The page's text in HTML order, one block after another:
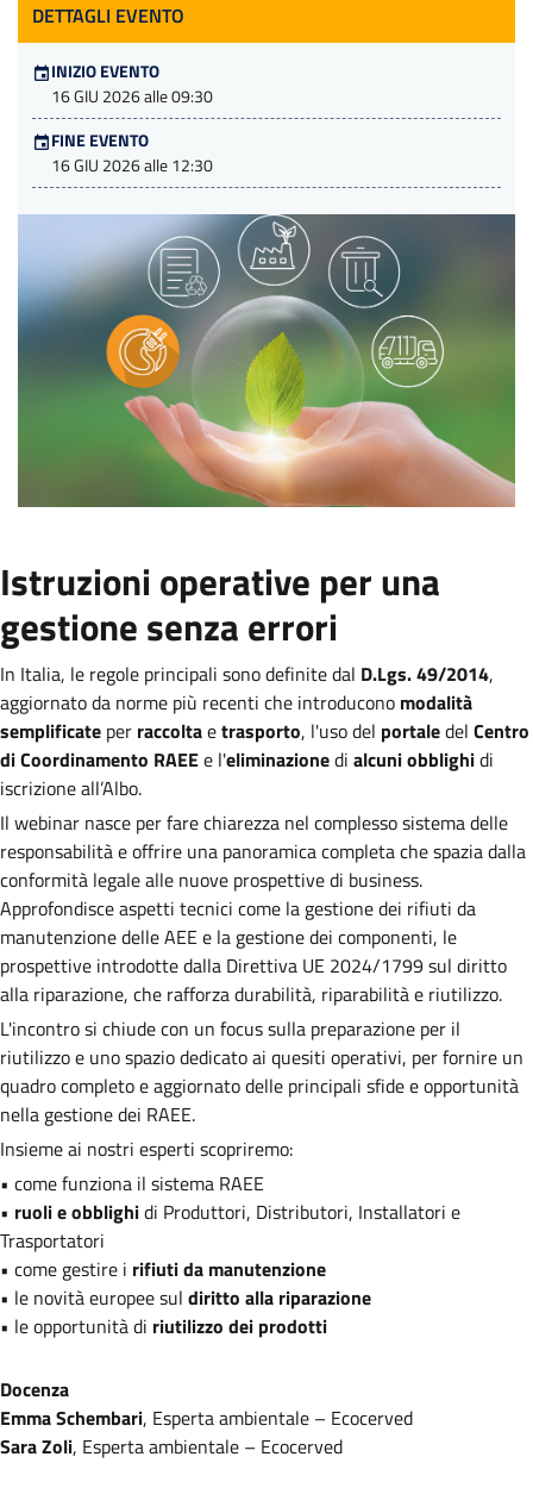
DETTAGLI EVENTO
INIZIO EVENTO
16 GIU 2026 alle 09:30
FINE EVENTO
16 GIU 2026 alle 12:30
Istruzioni operative per una
gestione senza errori
In Italia, le regole principali sono definite dal D.Lgs. 49/2014,
aggiornato da norme più recenti che introducono modalità
semplificate per raccoltaetrasporto, l'uso del portaledel Centro
di Coordinamento RAEEe l'eliminazionedi alcuni obblighidi
iscrizione all’Albo.
Il webinar nasce per fare chiarezza nel complesso sistema delle
responsabilità e offrire una panoramica completa che spazia dalla
conformità legale alle nuove prospettive di business.
Approfondisce aspetti tecnici come la gestione dei rifiuti da
manutenzione delle AEE e la gestione dei componenti, le
prospettive introdotte dalla Direttiva UE 2024/1799 sul diritto
alla riparazione, che rafforza durabilità, riparabilità e riutilizzo.
L'incontro si chiude con un focus sulla preparazione per il
riutilizzo e uno spazio dedicato ai quesiti operativi, per fornire un
quadro completo e aggiornato delle principali sfide e opportunità
nella gestione dei RAEE.
Insieme ai nostri esperti scopriremo:
• come funziona il sistema RAEE
• ruoli e obblighidi Produttori, Distributori, Installatori e
Trasportatori
• come gestire i rifiuti da manutenzione
• le novità europee sul diritto alla riparazione
• le opportunità di riutilizzo dei prodotti
Docenza
Emma Schembari, Esperta ambientale – Ecocerved
Sara Zoli, Esperta ambientale – Ecocerved